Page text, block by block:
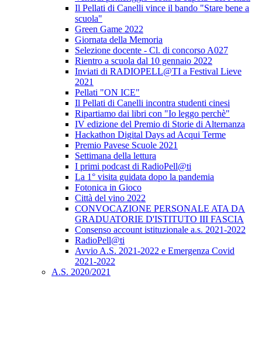
Il Pellati di Canelli vince il bando "Stare bene a
scuola"
Green Game 2022
Giornata della Memoria
Selezione docente - Cl. di concorso A027
Rientro a scuola dal 10 gennaio 2022
Inviati di RADIOPELL@TI a Festival Lieve
2021
Pellati "ON ICE"
Il Pellati di Canelli incontra studenti cinesi
Ripartiamo dai libri con "Io leggo perchè"
IV edizione del Premio di Storie di Alternanza
Hackathon Digital Days ad Acqui Terme
Premio Pavese Scuole 2021
Settimana della lettura
I primi podcast di RadioPell@ti
La 1° visita guidata dopo la pandemia
Fotonica in Gioco
Città del vino 2022
CONVOCAZIONE PERSONALE ATA DA
GRADUATORIE D'ISTITUTO III FASCIA
Consenso account istituzionale a.s. 2021-2022
RadioPell@ti
Avvio A.S. 2021-2022 e Emergenza Covid
2021-2022
A.S. 2020/2021